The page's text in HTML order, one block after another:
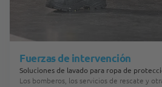
Fuerzas de intervención
Soluciones de lavado para ropa de
Los bomberos, los servicios de rescate y